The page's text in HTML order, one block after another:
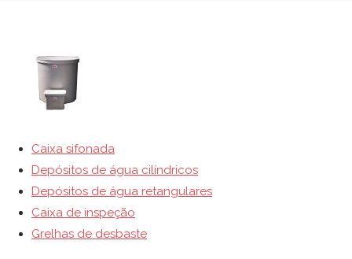
Caixa sifonada
Depósitos de água cilíndricos
Depósitos de água retangulares
Caixa de inspeção
Grelhas de desbaste